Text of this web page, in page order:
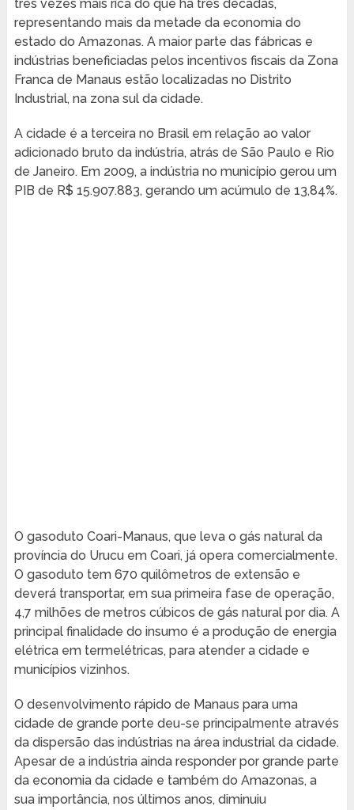
três vezes mais rica do que há três décadas,
representando mais da metade da economia do
estado do Amazonas. A maior parte das fábricas e
indústrias beneficiadas pelos incentivos fiscais da Zona
Franca de Manaus estão localizadas no Distrito
Industrial, na zona sul da cidade.
A cidade é a terceira no Brasil em relação ao valor
adicionado bruto da indústria, atrás de São Paulo e Rio
de Janeiro. Em 2009, a indústria no município gerou um
PIB de R$ 15.907.883, gerando um acúmulo de 13,84%.
O gasoduto Coari-Manaus, que leva o gás natural da
província do Urucu em Coari, já opera comercialmente.
O gasoduto tem 670 quilômetros de extensão e
deverá transportar, em sua primeira fase de operação,
4,7 milhões de metros cúbicos de gás natural por dia. A
principal finalidade do insumo é a produção de energia
elétrica em termelétricas, para atender a cidade e
municípios vizinhos.
O desenvolvimento rápido de Manaus para uma
cidade de grande porte deu-se principalmente através
da dispersão das indústrias na área industrial da cidade.
Apesar de a indústria ainda responder por grande parte
da economia da cidade e também do Amazonas, a
sua importância, nos últimos anos, diminuiu